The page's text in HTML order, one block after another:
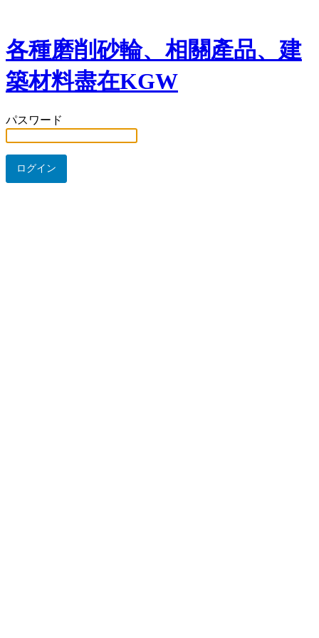
各種磨削砂輪、相關產品、建
築材料盡在KGW
パスワード